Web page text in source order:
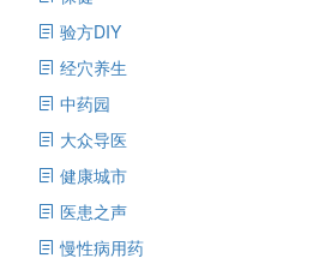
验方DIY
经穴养生
中药园
大众导医
健康城市
医患之声
慢性病用药